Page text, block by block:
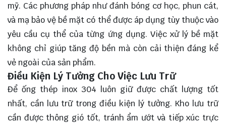
mỹ. Các phương pháp như đánh bóng cơ học, phun cát,
và mạ bảo vệ bề mặt có thể được áp dụng tùy thuộc vào
yêu cầu cụ thể của từng ứng dụng. Việc xử lý bề mặt
không chỉ giúp tăng độ bền mà còn cải thiện đáng kể
vẻ ngoài của sản phẩm.
Điều Kiện Lý Tưởng Cho Việc Lưu Trữ
Để ống thép inox 304 luôn giữ được chất lượng tốt
nhất, cần lưu trữ trong điều kiện lý tưởng. Kho lưu trữ
cần được thông gió tốt, tránh ẩm ướt và tiếp xúc trực